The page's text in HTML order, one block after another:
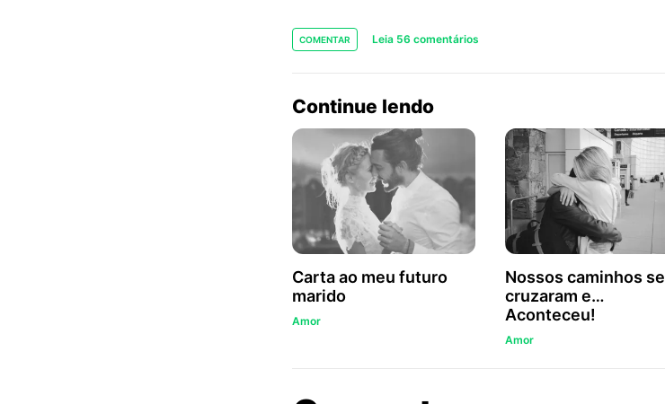
COMENTAR Leia 56 comentários
Continue lendo
Carta ao meu futuro
marido
Amor
Nossos caminhos se
cruzaram e…
Aconteceu!
Amor